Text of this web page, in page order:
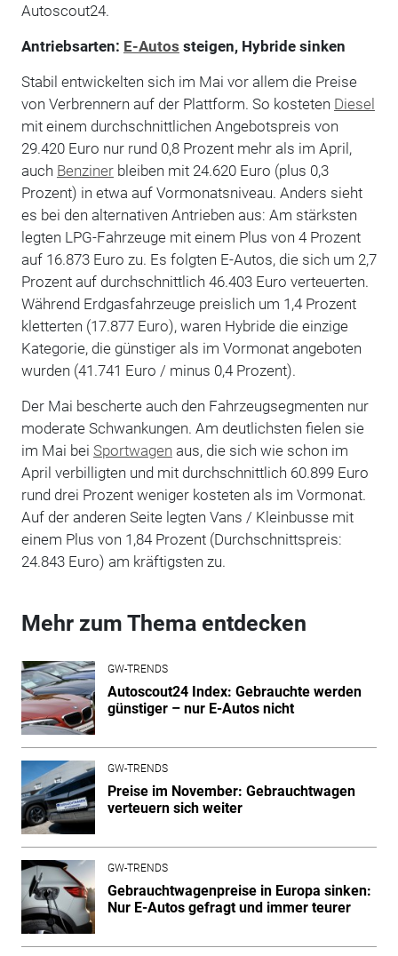
Autoscout24.
Antriebsarten: E-Autos steigen, Hybride sinken
Stabil entwickelten sich im Mai vor allem die Preise
von Verbrennern auf der Plattform. So kosteten Diesel
mit einem durchschnittlichen Angebotspreis von
29.420 Euro nur rund 0,8 Prozent mehr als im April,
auch Benzinerbleiben mit 24.620 Euro (plus 0,3
Prozent) in etwa auf Vormonatsniveau. Anders sieht
es bei den alternativen Antrieben aus: Am stärksten
legten LPG-Fahrzeuge mit einem Plus von 4 Prozent
auf 16.873 Euro zu. Es folgten E-Autos, die sich um 2,7
Prozent auf durchschnittlich 46.403 Euro verteuerten.
Während Erdgasfahrzeuge preislich um 1,4 Prozent
kletterten (17.877 Euro), waren Hybride die einzige
Kategorie, die günstiger als im Vormonat angeboten
wurden (41.741 Euro / minus 0,4 Prozent).
Der Mai bescherte auch den Fahrzeugsegmenten nur
moderate Schwankungen. Am deutlichsten fielen sie
im Mai bei Sportwagen aus, die sich wie schon im
April verbilligten und mit durchschnittlich 60.899 Euro
rund drei Prozent weniger kosteten als im Vormonat.
Auf der anderen Seite legten Vans / Kleinbusse mit
einem Plus von 1,84 Prozent (Durchschnittspreis:
24.843 Euro) am kräftigsten zu.
Mehr zum Thema entdecken
GW-TRENDS
Autoscout24 Index: Gebrauchte werden
günstiger – nur E-Autos nicht
GW-TRENDS
Preise im November: Gebrauchtwagen
verteuern sich weiter
GW-TRENDS
Gebrauchtwagenpreise in Europa sinken:
Nur E-Autos gefragt und immer teurer